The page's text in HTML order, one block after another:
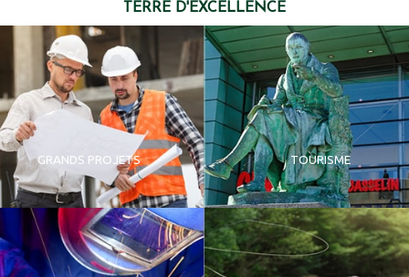
TERRE D'EXCELLENCE
GRANDS PROJETS TOURISME